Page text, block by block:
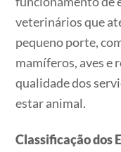
veterinários que
pequeno porte,
mamíferos, aves e
qualidade dos
estar animal.
Classificação dos